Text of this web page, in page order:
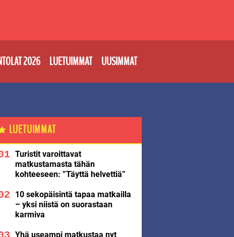
2026 LUETUIMMAT UUSIMMAT
LUETUIMMAT
Turistit varoittavat
matkustamasta tähän
kohteeseen: ”Täyttä helvettiä”
10 sekopäisintä tapaa matkailla
– yksi niistä on suorastaan
karmiva
Yhä useampi matkustaa nyt